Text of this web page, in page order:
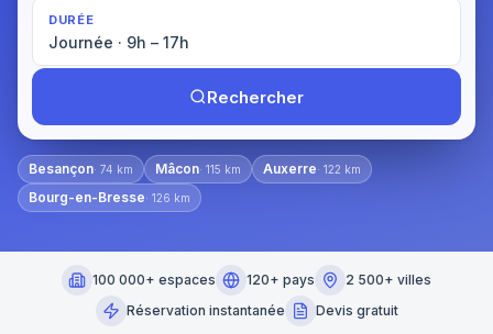
DURÉE
Journée · 9h – 17h
Rechercher
Besançon· 74 km Mâcon· 115 km Auxerre· 122 km
Bourg-en-Bresse· 126 km
100 000+ espaces 120+ pays
2 500+ villes
Réservation instantanée
Devis gratuit